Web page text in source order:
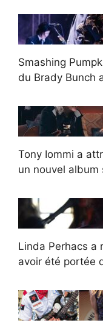
Smashing
du Brady Bunch
Tony Iommi a
un nouvel album
Linda Perhacs a
avoir été portée